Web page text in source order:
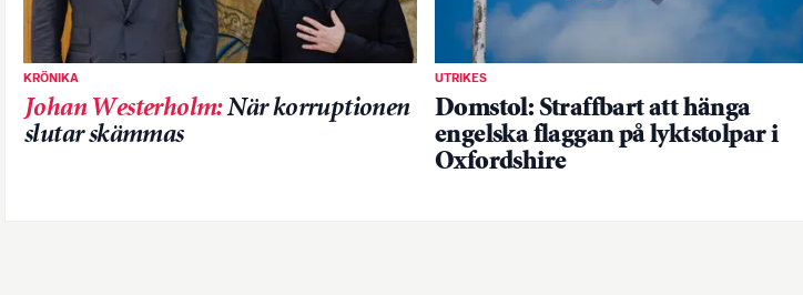
KRÖNIKA
Johan Westerholm:När korruptionen
slutar skämmas
UTRIKES
Domstol: Straffbart att hänga
engelska flaggan på lyktstolpar i
Oxfordshire